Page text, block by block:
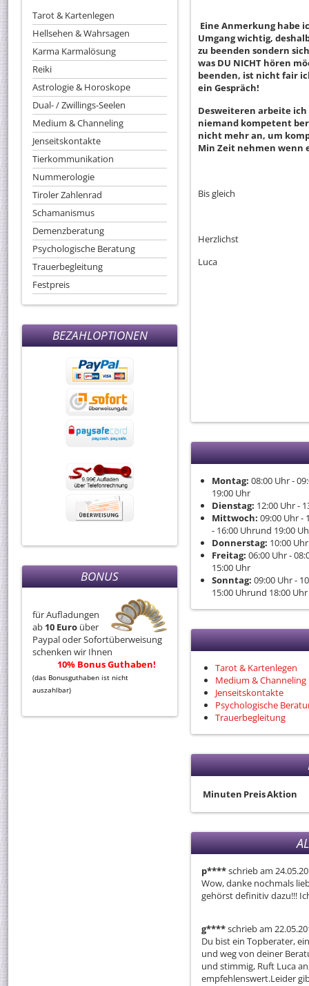
Tarot & Kartenlegen
Hellsehen & Wahrsagen
Karma Karmalösung
Reiki
Astrologie & Horoskope
Dual- / Zwillings-Seelen
Medium & Channeling
Jenseitskontakte
Tierkommunikation
Nummerologie
Tiroler Zahlenrad
Schamanismus
Demenzberatung
Psychologische Beratung
Trauerbegleitung
Festpreis
BEZAHLOPTIONEN
BONUS
für Aufladungen
ab 10 Euro über
Paypal oder Sofortüberweisung
schenken wir Ihnen
10% Bonus Guthaben!
(das Bonusguthaben ist nicht
auszahlbar)
Eine Anmerkung habe
Umgang wichtig,
zu beenden sondern
was DU NICHT hören
beenden, ist nicht fair
ein Gespräch!
Desweiteren arbeite
niemand kompetent
nicht mehr an, um
Min Zeit nehmen wenn
Bis gleich
Herzlichst
Luca
Montag: 08:00 Uhr-
19:00 Uhr
Dienstag: 12:00 Uhr-
Mittwoch: 09:00 Uhr-
- 16:00 Uhrund 19:00
Donnerstag: 10:00 Uhr
Freitag: 06:00 Uhr-
15:00 Uhr
Sonntag: 09:00 Uhr-
15:00 Uhrund 18:00 Uhr
Tarot & Kartenlegen
Medium & Channeling
Jenseitskontakte
Psychologische
Trauerbegleitung
Minuten PreisAktion
p****schrieb am
Wow, danke nochmals
gehörst definitiv dazu!!!
g****schrieb am
Du bist ein Topberater,
und weg von deiner
und stimmig, Ruft Luca
empfehlenswert.Leider